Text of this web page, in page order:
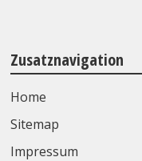
Zusatznavigation
Home
Sitemap
Impressum